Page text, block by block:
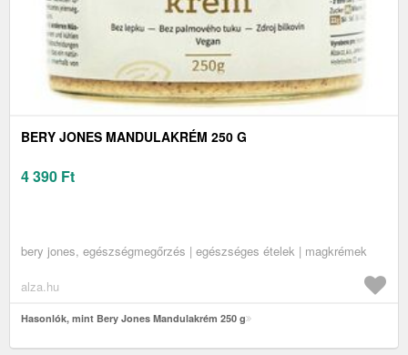
BERY JONES MANDULAKRÉM 250 G
4 390 Ft
bery jones, egészségmegőrzés | egészséges ételek | magkrémek
alza.hu
Hasonlók, mint Bery Jones Mandulakrém 250 g